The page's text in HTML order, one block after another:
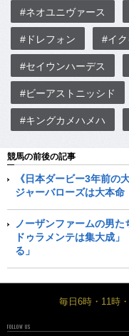
#ネオユニヴァース
#ドレフォン #イ
#セイウンハーデス
#ビーアストニッシド
#キングカメハメハ
競馬の前後の記事
《日本ダービー3年前
ジャーバローズは大本命
ノーザンファームの男
ドゥラメンテは集大成
る」
毎日6時・11時
FOLLOW US